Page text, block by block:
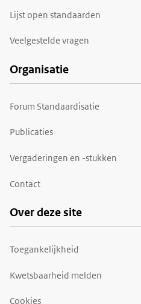
Lijst open standaarden
Veelgestelde vragen
Organisatie
Forum Standaardisatie
Publicaties
Vergaderingen en -stukken
Contact
Over deze site
Toegankelijkheid
Kwetsbaarheid melden
Cookies